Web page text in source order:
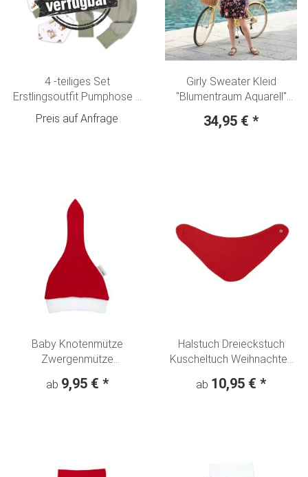
4 -teiliges Set
Erstlingsoutfit Pumphose +
Langarmshirt - Beanie +
Halstuch "Kleine Waldtiere"
Preis auf Anfrage
Girly Sweater Kleid
"Blumentraum Aquarell"
34,95 € *
Baby Knotenmütze
Zwergenmütze
Weihnachten - Advent - Rot
ab 9,95 € *
Halstuch Dreieckstuch
Kuscheltuch Weihnachten
ab 10,95 € *